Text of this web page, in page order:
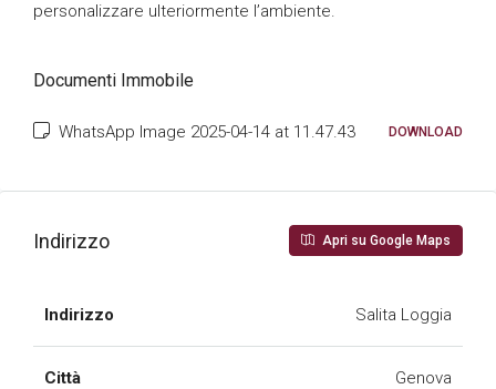
personalizzare ulteriormente l’ambiente.
Documenti Immobile
WhatsApp Image 2025-04-14 at 11.47.43 DOWNLOAD
Indirizzo Apri su Google Maps
Indirizzo Salita Loggia
Città Genova